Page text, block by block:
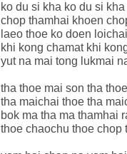
ko du si kha ko du si
chop thamhai khoen
laeo thoe ko doen loichai
khi kong chamat khi
yut na mai tong lukmai
tha thoe mai son tha
tha maichai thoe tha
bok ma tha ma thamhai
thoe chaochu thoe chop